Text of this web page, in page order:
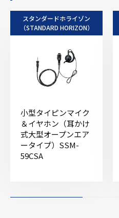
スタンダードホライゾン
（STANDARD HORIZON）
小型タイピンマイク
＆イヤホン（耳かけ
式大型オープンエア
ータイプ）SSM-
59CSA